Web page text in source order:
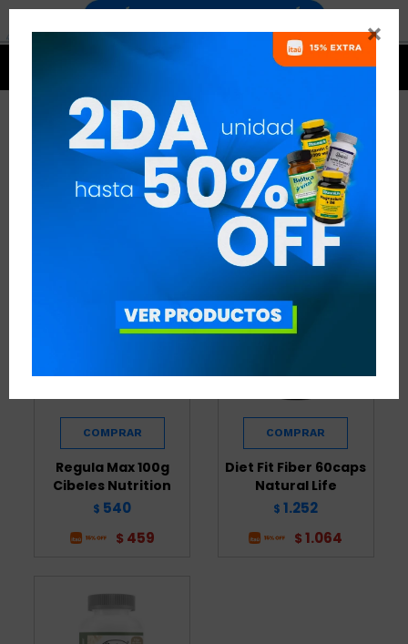

FIBRA
RECOMENDADOS
Regula Max 100g
Cibeles Nutrition
$ 540
$ 459
Diet Fit Fiber 60caps
Natural Life
$ 1.252
$ 1.064